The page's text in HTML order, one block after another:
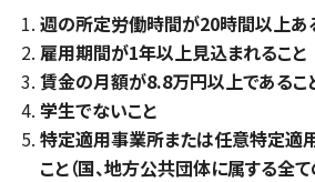
週の所定労働時間が20時間以上あ
雇用期間が1年以上見込まれること
賃金の月額が8.8万円以上であるこ
学生でないこと
特定適用事業所または任意特定適
こと（国、地方公共団体に属する全